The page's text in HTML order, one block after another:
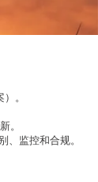
。
。
、监控和合规。